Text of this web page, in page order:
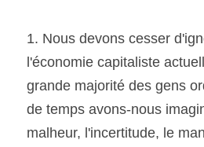
1. Nous devons cesser
l'économie capitaliste
grande majorité des gens
de temps avons-nous
malheur, l'incertitude, le